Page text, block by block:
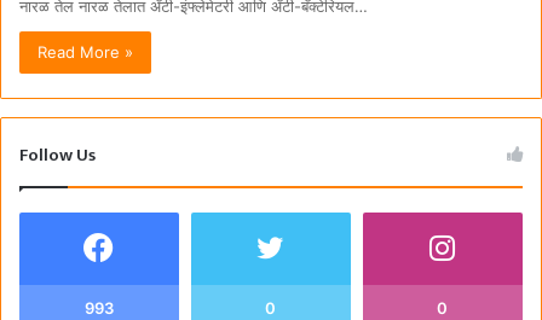
नारळ तेल नारळ तेलात अँटी-इंफ्लेमेटरी आणि अँटी-बॅक्टेरियल…
Read More »
Follow Us
993 0 0